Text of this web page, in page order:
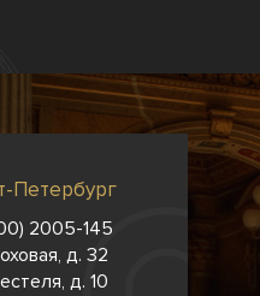
Петербург
2005-145
д. 32
д. 10